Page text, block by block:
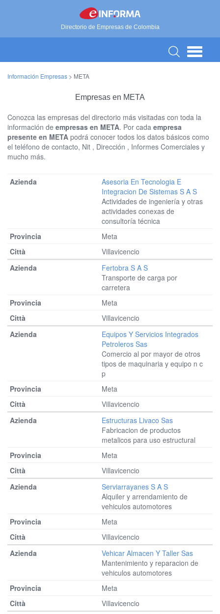
Directorio de Empresas de Colombia
Información Empresas > META
Empresas en META
Conozca las empresas del directorio más visitadas con toda la
información de empresas en META. Por cada empresa
presente en META podrá conocer todos los datos básicos como
el teléfono de contacto, Nit , Dirección , Informes Comerciales y
mucho más.
Asesoria En Tecnologia E
Integracion De Sistemas S A S
Actividades de ingeniería y otras
actividades conexas de
consultoría técnica
Meta
Villavicencio
Fertobra S A S
Transporte de carga por
carretera
Meta
Villavicencio
Equipos Y Servicios Integrados
Petroleros Sas
Comercio al por mayor de otros
tipos de maquinaria y equipo n c
p
Meta
Villavicencio
Estructuras Livaco Sas
Fabricacion de productos
metalicos para uso estructural
Meta
Villavicencio
Serviarrayanes S A S
Alquiler y arrendamiento de
vehiculos automotores
Meta
Villavicencio
Vehicar Almacen Y Taller Sas
Mantenimiento y reparacion de
vehiculos automotores
Meta
Villavicencio